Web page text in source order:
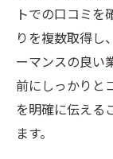
トでの口コミを
りを複数取得し
ーマンスの良い
前にしっかりと
を明確に伝える
ます。